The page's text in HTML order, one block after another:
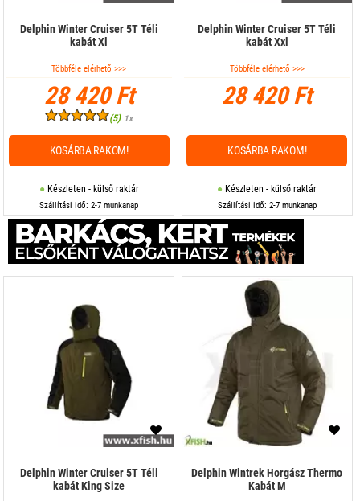
Delphin Winter Cruiser 5T Téli
kabát Xl
Többféle elérhető >>>
28 420 Ft
(5) 1x
Készleten - külső raktár
Szállítási idő: 2-7 munkanap
KOSÁRBA RAKOM!
Delphin Winter Cruiser 5T Téli
kabát Xxl
Többféle elérhető >>>
28 420 Ft
Készleten - külső raktár
Szállítási idő: 2-7 munkanap
KOSÁRBA RAKOM!
Delphin Winter Cruiser 5T Téli
kabát King Size
Delphin Wintrek Horgász Thermo
Kabát M